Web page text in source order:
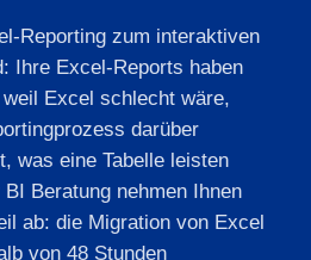
Reporting zum interaktiven
Ihre Excel-Reports haben
Excel schlecht wäre,
darüber
was eine Tabelle leisten
Beratung nehmen Ihnen
ab: die Migration von Excel
von 48 Stunden